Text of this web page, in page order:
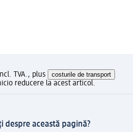
TVA., plus costurile de transport
reducere la acest articol.
despre această pagină?